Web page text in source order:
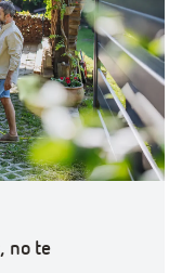
no te